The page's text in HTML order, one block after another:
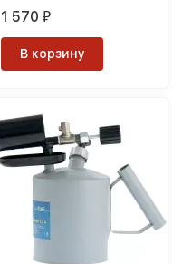
1 570₽
В корзину